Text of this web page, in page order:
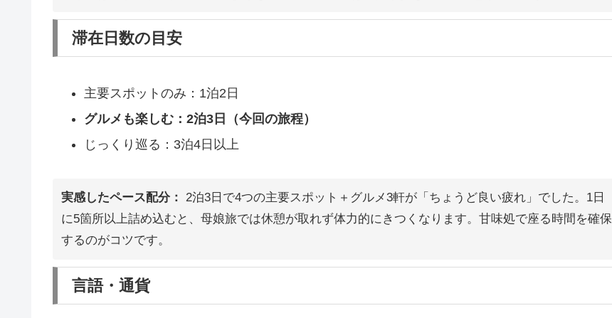
滞在日数の目安
主要スポットのみ：1泊2日
グルメも楽しむ：2泊3日（今回の旅程）
じっくり巡る：3泊4日以上
実感したペース配分： 2泊3日で4つの主要スポット＋グルメ3軒が「ちょうど良い疲れ」でした。1日
に5箇所以上詰め込むと、母娘旅では休憩が取れず体力的にきつくなります。甘味処で座る時間を確保
するのがコツです。
言語・通貨